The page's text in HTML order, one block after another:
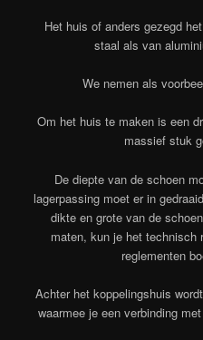
Het huis of anders gezegd
staal als van
We nemen als
Om het huis te maken is een
massief stuk
De diepte van de schoen
lagerpassing moet er in
dikte en grote van de
maten, kun je het technisch
reglementen
Achter het koppelingshuis
waarmee je een verbinding